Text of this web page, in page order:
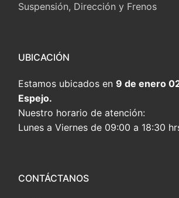
Suspensión, Dirección y Frenos
UBICACIÓN
Estamos ubicados en 9 de enero
Espejo.
Nuestro horario de atención:
Lunes a Viernes de 09:00 a 18:30
CONTÁCTANOS